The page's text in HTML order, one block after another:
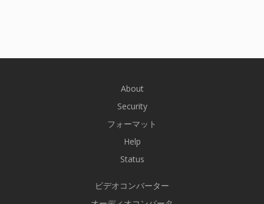
About
Security
フォーマット
Help
Status
ビデオコンバーター